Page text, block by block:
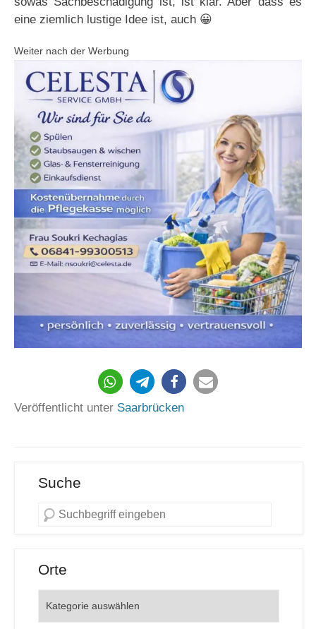
eine ziemlich lustige Idee ist, auch 😀
Weiter nach der Werbung
29
Veröffentlicht unter Saarbrücken
Suche
Orte